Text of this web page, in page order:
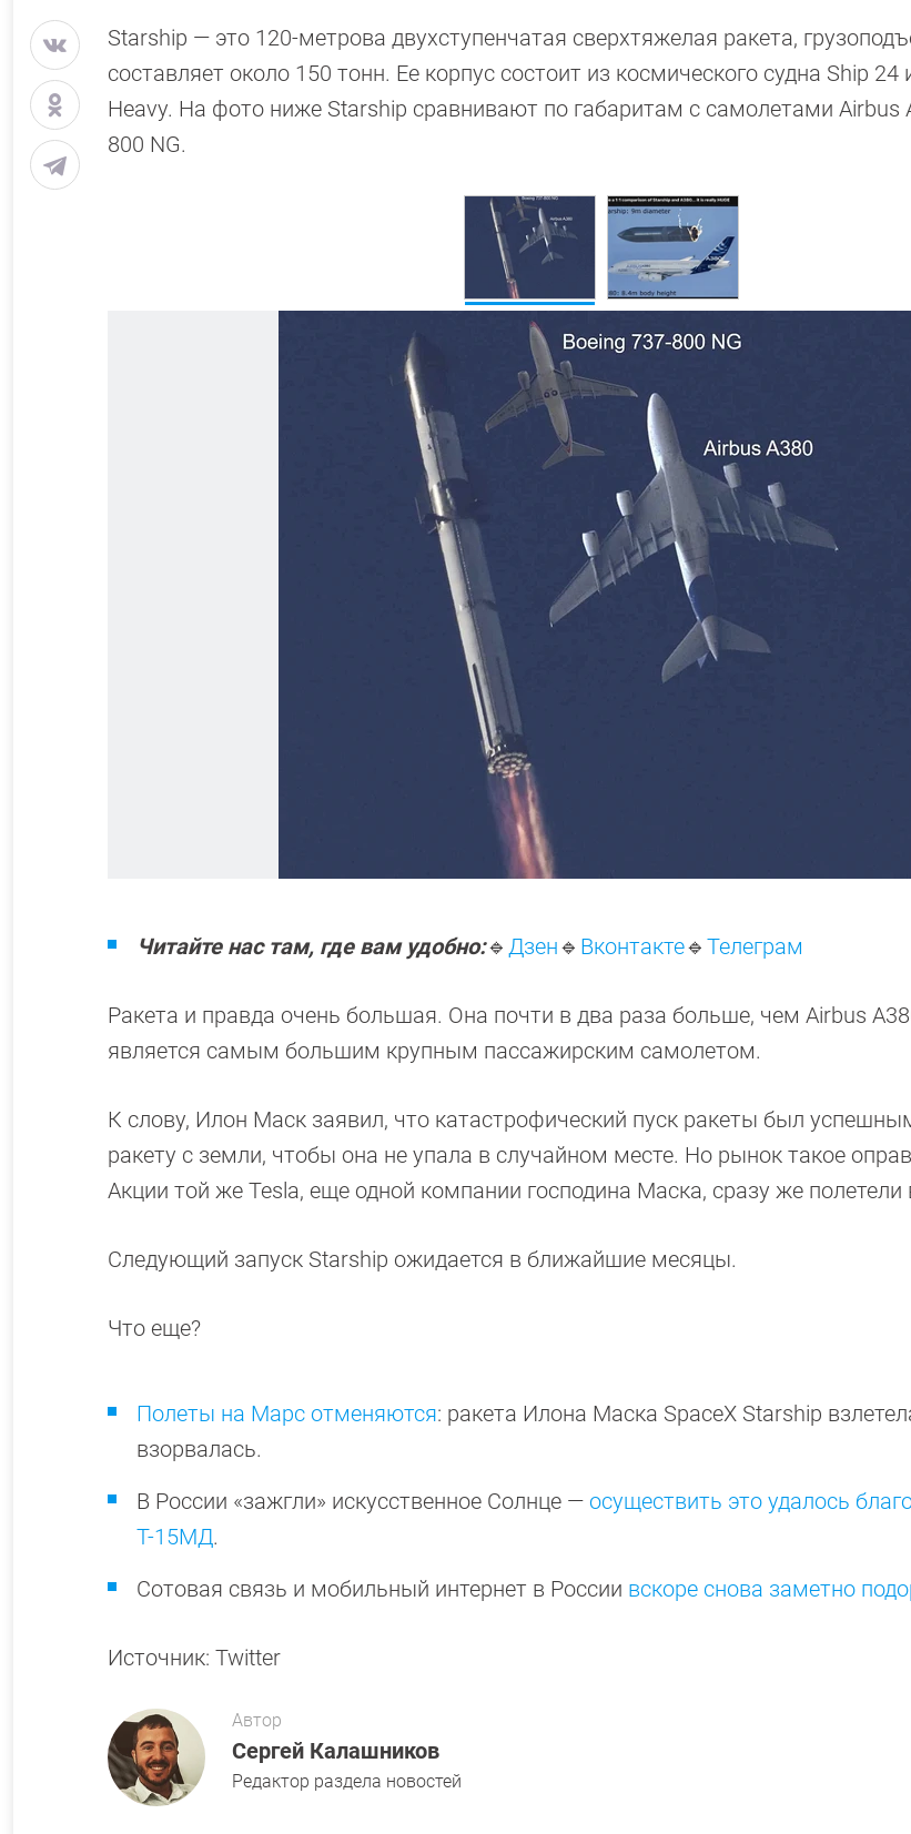
Starship — это 120-метрова двухступенчатая сверхтяжелая ракета,
составляет около 150 тонн. Ее корпус состоит из космического судна Ship 24
Heavy. На фото ниже Starship сравнивают по габаритам с самолетами Airbus
800 NG.
Читайте нас там, где вам удобно:🔹 Дзен🔹 Вконтакте🔹 Телеграм
Ракета и правда очень большая. Она почти в два раза больше, чем Airbus
является самым большим крупным пассажирским самолетом.
К слову, Илон Маск заявил, что катастрофический пуск ракеты был
ракету с земли, чтобы она не упала в случайном месте. Но рынок такое
Акции той же Tesla, еще одной компании господина Маска, сразу же полетели
Следующий запуск Starship ожидается в ближайшие месяцы.
Что еще?
Полеты на Марс отменяются: ракета Илона Маска SpaceX Starship
взорвалась.
В России «зажгли» искусственное Солнце — осуществить это удалось
Т-15МД.
Сотовая связь и мобильный интернет в России вскоре снова заметно
Источник: Twitter
Автор
Сергей Калашников
Редактор раздела новостей